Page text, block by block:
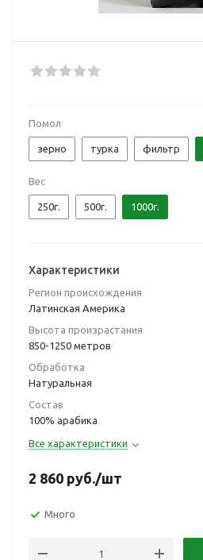
Помол
зерно турка фильтр
Вес
250г. 500г. 1000г.
Характеристики
Регион происхождения
Латинская Америка
Высота произрастания
850-1250 метров
Обработка
Натуральная
Состав
100% арабика
Все характеристики
2 860 руб./шт
Много